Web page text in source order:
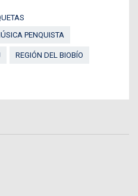
PENQUISTA
REGIÓN DEL BIOBÍO